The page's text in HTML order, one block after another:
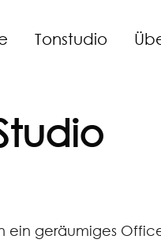
Tonstudio
geräumiges